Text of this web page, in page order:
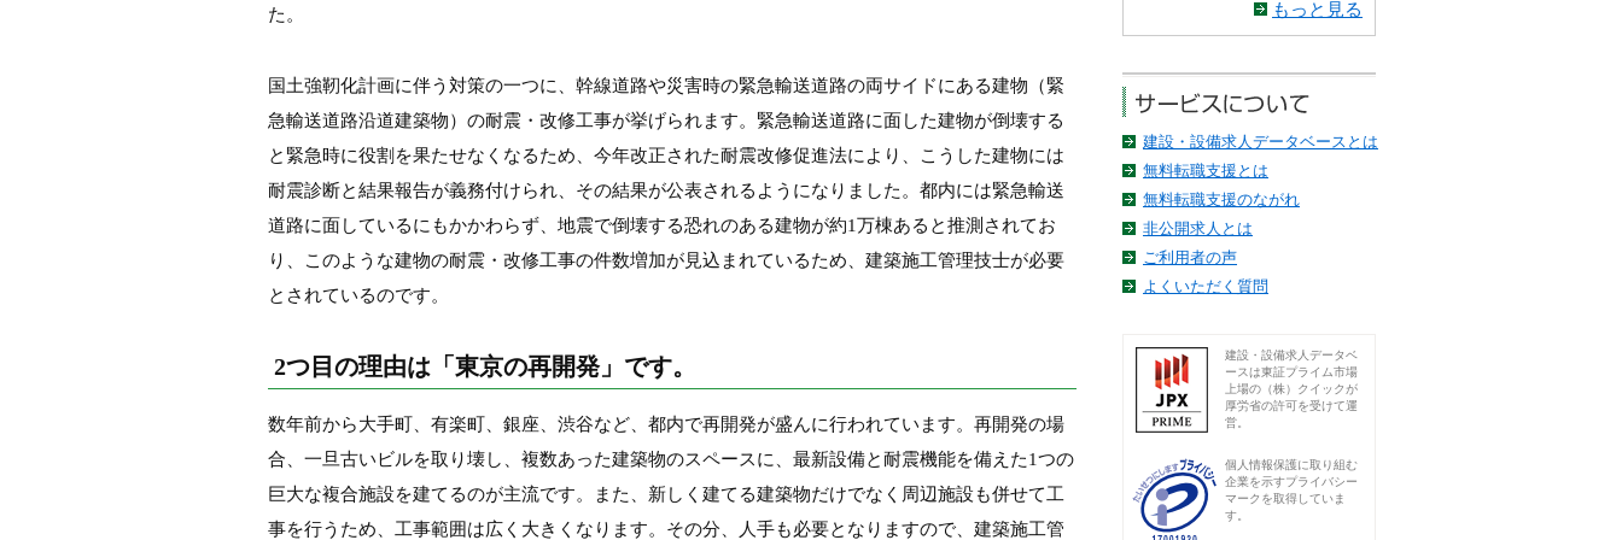
た。
国土強靭化計画に伴う対策の一つに、幹線道路や災害時の緊急輸送道路の両サイドにある建物（緊
急輸送道路沿道建築物）の耐震・改修工事が挙げられます。緊急輸送道路に面した建物が倒壊する
と緊急時に役割を果たせなくなるため、今年改正された耐震改修促進法により、こうした建物には
耐震診断と結果報告が義務付けられ、その結果が公表されるようになりました。都内には緊急輸送
道路に面しているにもかかわらず、地震で倒壊する恐れのある建物が約1万棟あると推測されてお
り、このような建物の耐震・改修工事の件数増加が見込まれているため、建築施工管理技士が必要
とされているのです。
2つ目の理由は「東京の再開発」です。
数年前から大手町、有楽町、銀座、渋谷など、都内で再開発が盛んに行われています。再開発の場
合、一旦古いビルを取り壊し、複数あった建築物のスペースに、最新設備と耐震機能を備えた1つの
巨大な複合施設を建てるのが主流です。また、新しく建てる建築物だけでなく周辺施設も併せて工
事を行うため、工事範囲は広く大きくなります。その分、人手も必要となりますので、建築施工管
もっと見る
建設・設備求人データベースとは
無料転職支援とは
無料転職支援のながれ
非公開求人とは
ご利用者の声
よくいただく質問
建設・設備求人データベ
ースは東証プライム市場
上場の（株）クイックが
厚労省の許可を受けて運
営。
個人情報保護に取り組む
企業を示すプライバシー
マークを取得していま
す。